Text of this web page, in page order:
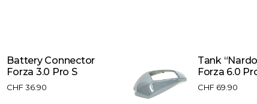
Battery Connector
Forza 3.0 Pro S
CHF36.90
Tank
Forza 6.0
CHF69.90